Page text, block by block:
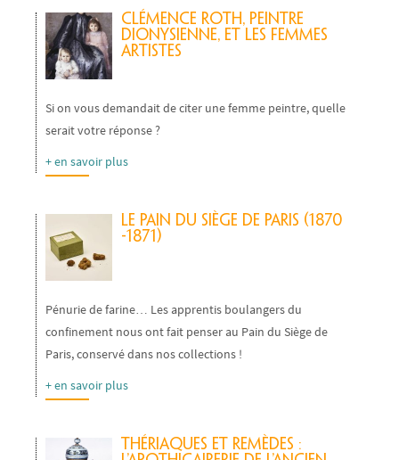
Clémence Roth, peintre
dionysienne, et les femmes
artistes
Si on vous demandait de citer une femme peintre, quelle
serait votre réponse ?
+ en savoir plus
Le Pain du Siège de Paris (1870
-1871)
Pénurie de farine… Les apprentis boulangers du
confinement nous ont fait penser au Pain du Siège de
Paris, conservé dans nos collections !
+ en savoir plus
Thériaques et remèdes :